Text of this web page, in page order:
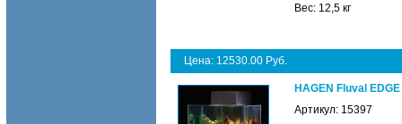
Вес: 12,5 кг
Цена: 12530.00 Руб.
HAGEN Fluval
Артикул: 15397